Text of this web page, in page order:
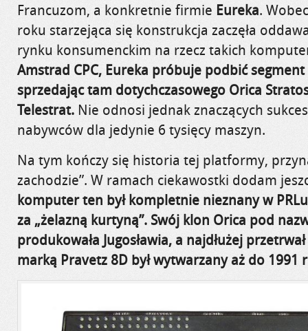
Francuzom, a konkretnie firmie Eureka.
roku starzejąca się konstrukcja zaczęła
rynku konsumenckim na rzecz takich
Amstrad CPC, Eureka próbuje podbić
sprzedając tam dotychczasowego Orica
Telestrat. Nie odnosi jednak znaczących
nabywców dla jedynie 6 tysięcy maszyn.
Na tym kończy się historia tej platformy,
zachodzie”. W ramach ciekawostki dodam
komputer ten był kompletnie nieznany w
za „żelazną kurtyną”. Swój klon Orica pod
produkowała Jugosławia, a najdłużej
marką Pravetz 8D był wytwarzany aż do 1991